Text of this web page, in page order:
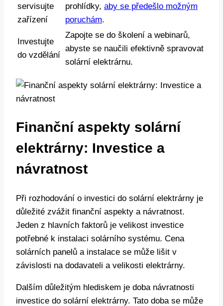
servisujte
zařízení
prohlídky, aby se předešlo možným
poruchám.
Investujte
do vzdělání
Zapojte se do školení a webinarů,
abyste se naučili efektivně spravovat
solární elektrárnu.
Finanční aspekty solární
elektrárny: Investice a
návratnost
Při rozhodování o investici do solární elektrárny je
důležité zvážit finanční aspekty a návratnost.
Jeden z hlavních faktorů je velikost investice
potřebné k instalaci solárního systému. Cena
solárních panelů a instalace se může lišit v
závislosti na dodavateli a velikosti elektrárny.
Dalším důležitým hlediskem je doba návratnosti
investice do solární elektrárny. Tato doba se může